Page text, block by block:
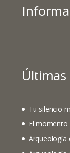
Últimas
Tu silencio
El momento
Arqueología